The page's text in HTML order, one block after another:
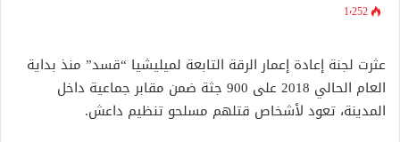
1٬252
عثرت لجنة إعادة إعمار الرقة التابعة لميليشيا “قسد” منذ بداية
العام الحالي 2018 على 900 جثة ضمن مقابر جماعية داخل
المدينة، تعود لأشخاص قتلهم مسلحو تنظيم داعش.